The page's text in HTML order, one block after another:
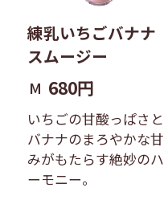
練乳いちごバナナ
スムージー
M 680円
いちごの甘酸っぱさと
バナナのまろやかな甘
みがもたらす絶妙のハ
ーモニー。